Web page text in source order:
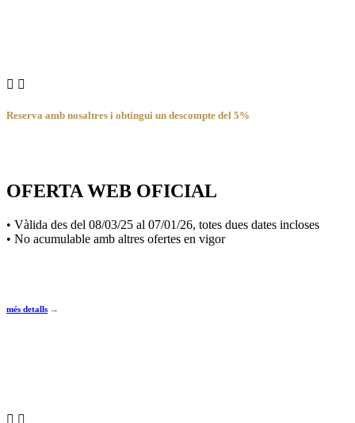
Reserva amb nosaltres i obtingui un descompte del 5%
OFERTA WEB OFICIAL
• Vàlida des del 08/03/25 al 07/01/26, totes dues dates incloses
• No acumulable amb altres ofertes en vigor
més detalls →